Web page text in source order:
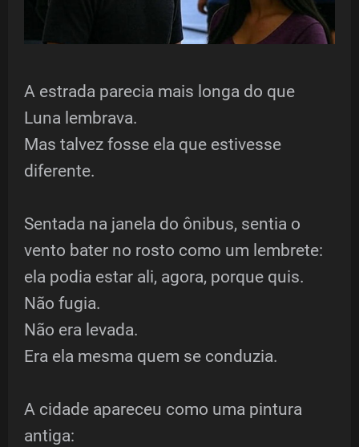
A estrada parecia mais longa do que
Luna lembrava.
Mas talvez fosse ela que estivesse
diferente.
Sentada na janela do ônibus, sentia o
vento bater no rosto como um lembrete:
ela podia estar ali, agora, porque quis.
Não fugia.
Não era levada.
Era ela mesma quem se conduzia.
A cidade apareceu como uma pintura
antiga: